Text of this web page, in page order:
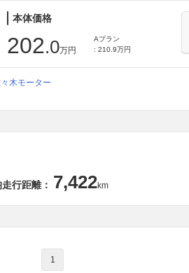
本体価格
202.0万円
Aプラン
: 210.9万円
木モーター
行距離： 7,422km
1